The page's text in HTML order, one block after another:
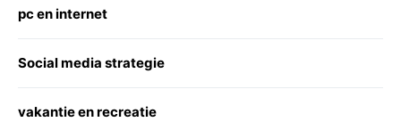
pc en internet
Social media strategie
vakantie en recreatie